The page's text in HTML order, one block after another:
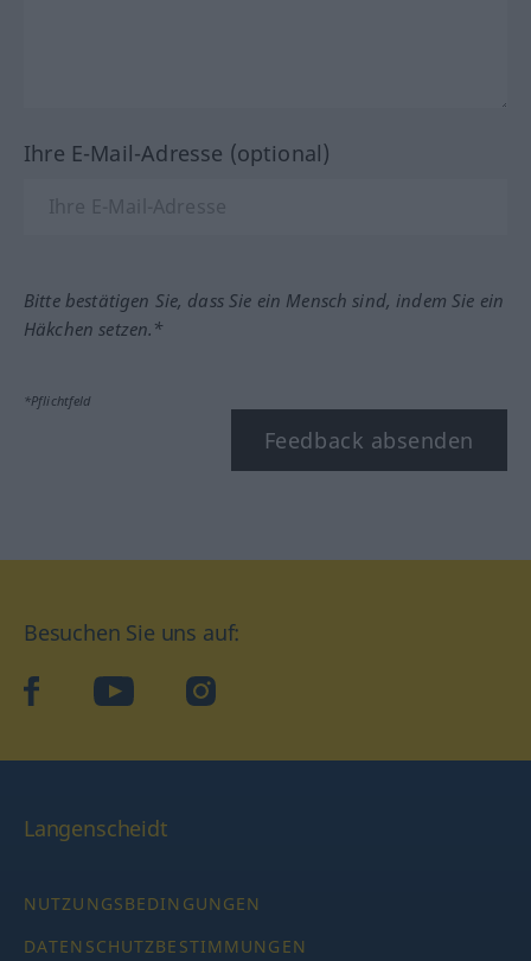
Ihre E-Mail-Adresse (optional)
Bitte bestätigen Sie, dass Sie ein Mensch sind, indem Sie ein
Häkchen setzen.*
*Pflichtfeld
Feedback absenden
Besuchen Sie uns auf:
facebookYouTube Instagram
Langenscheidt
NUTZUNGSBEDINGUNGEN
DATENSCHUTZBESTIMMUNGEN